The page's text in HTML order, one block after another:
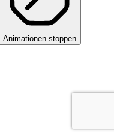
Animationen stoppen